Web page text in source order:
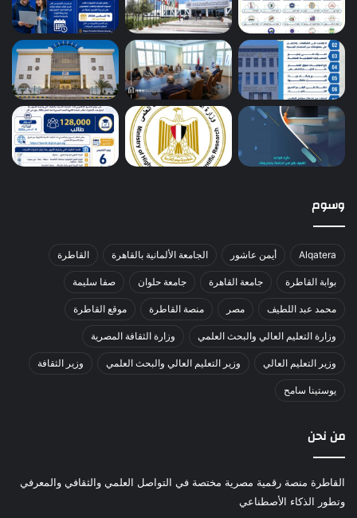
وسوم
Alqatera أيمن عاشور الجامعة الألمانية بالقاهرة القاطرة
بوابة القاطرة جامعة القاهرة جامعة حلوان صفا سليمة
محمد عبد اللطيف مصر منصة القاطرة موقع القاطرة
وزارة التعليم العالي والبحث العلمي وزارة الثقافة المصرية
وزير التعليم العالي وزير التعليم العالي والبحث العلمي وزير الثقافة
يوستينا سامح
من نحن
القاطرة منصة رقمية مصرية مختصة في التواصل العلمي والثقافي والمعرفي
وتطور الذكاء الأصطناعي